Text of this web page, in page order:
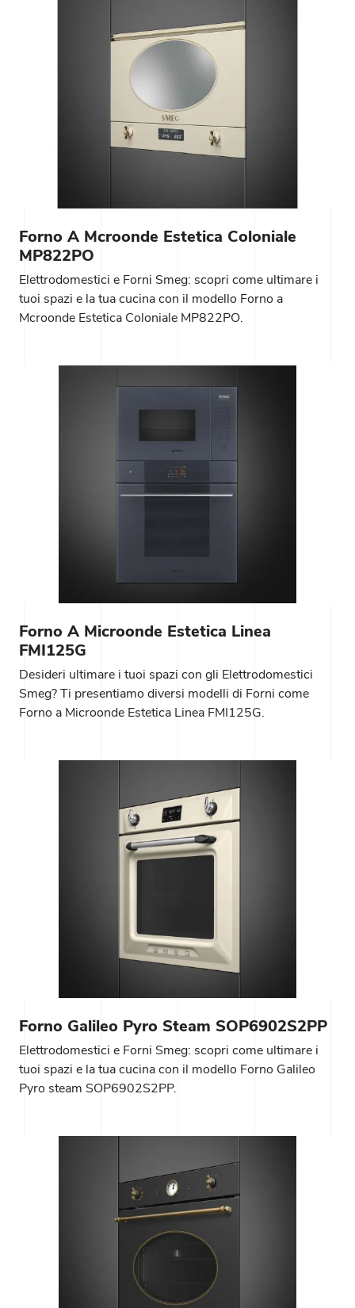
Forno A Mcroonde Estetica Coloniale
MP822PO
Elettrodomestici e Forni Smeg: scopri come ultimare i
tuoi spazi e la tua cucina con il modello Forno a
Mcroonde Estetica Coloniale MP822PO.
Forno A Microonde Estetica Linea
FMI125G
Desideri ultimare i tuoi spazi con gli Elettrodomestici
Smeg? Ti presentiamo diversi modelli di Forni come
Forno a Microonde Estetica Linea FMI125G.
Forno Galileo Pyro Steam SOP6902S2PP
Elettrodomestici e Forni Smeg: scopri come ultimare i
tuoi spazi e la tua cucina con il modello Forno Galileo
Pyro steam SOP6902S2PP.